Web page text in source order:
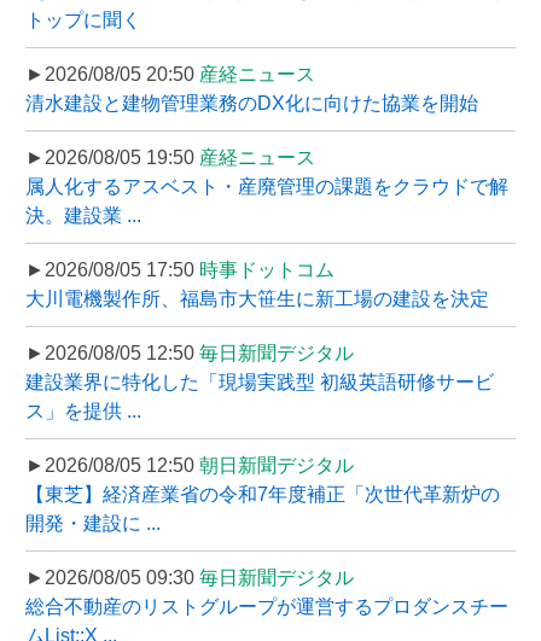
トップに聞く
►2026/08/05 20:50 産経ニュース
清水建設と建物管理業務のDX化に向けた協業を開始
►2026/08/05 19:50 産経ニュース
属人化するアスベスト・産廃管理の課題をクラウドで解
決。建設業 ...
►2026/08/05 17:50 時事ドットコム
大川電機製作所、福島市大笹生に新工場の建設を決定
►2026/08/05 12:50 毎日新聞デジタル
建設業界に特化した「現場実践型 初級英語研修サービ
ス」を提供 ...
►2026/08/05 12:50 朝日新聞デジタル
【東芝】経済産業省の令和7年度補正「次世代革新炉の
開発・建設に ...
►2026/08/05 09:30 毎日新聞デジタル
総合不動産のリストグループが運営するプロダンスチー
ムList::X ...